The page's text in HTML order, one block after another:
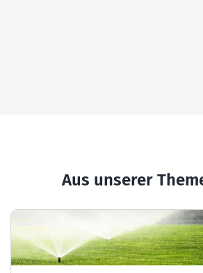
Aus unserer